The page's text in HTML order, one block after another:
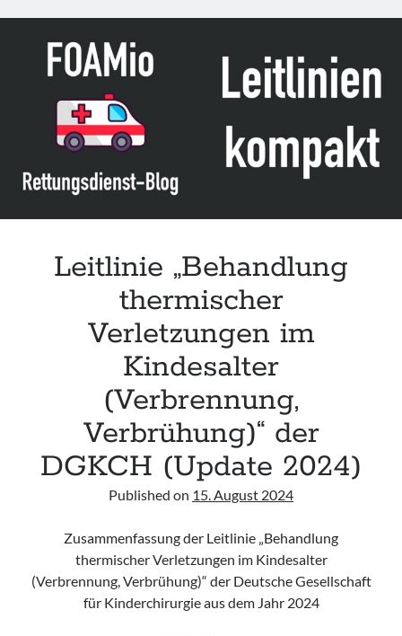
Starship
2024)
Leitlinie „Behandlung
thermischer
Verletzungen im
Kindesalter
(Verbrennung,
Verbrühung)“ der
DGKCH (Update 2024)
Published on 15. August 2024
Zusammenfassung der Leitlinie „Behandlung
thermischer Verletzungen im Kindesalter
(Verbrennung, Verbrühung)“ der Deutsche Gesellschaft
für Kinderchirurgie aus dem Jahr 2024